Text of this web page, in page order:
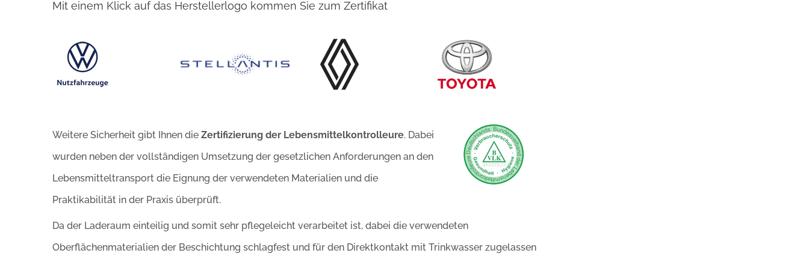
Mit einem Klick auf das Herstellerlogo kommen Sie zum Zertifikat
Weitere Sicherheit gibt Ihnen die Zertifizierung der Lebensmittelkontrolleure. Dabei
wurden neben der vollständigen Umsetzung der gesetzlichen Anforderungen an den
Lebensmitteltransport die Eignung der verwendeten Materialien und die
Praktikabilität in der Praxis überprüft.
Da der Laderaum einteilig und somit sehr pflegeleicht verarbeitet ist, dabei die verwendeten
Oberflächenmaterialien der Beschichtung schlagfest und für den Direktkontakt mit Trinkwasser zugelassen